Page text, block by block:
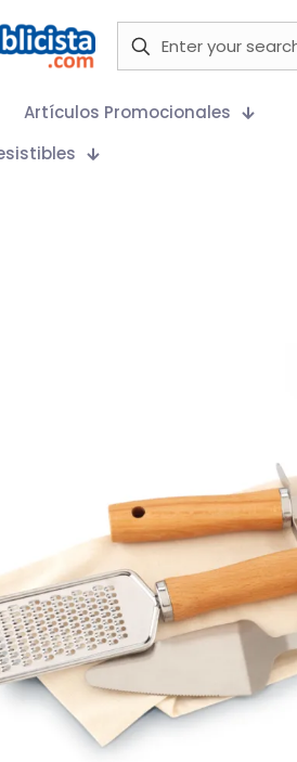
Artículos Promocionales